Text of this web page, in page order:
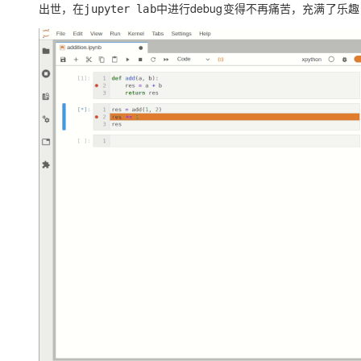
出世，在jupyter lab中进行debug变得不再痛苦，充满了乐